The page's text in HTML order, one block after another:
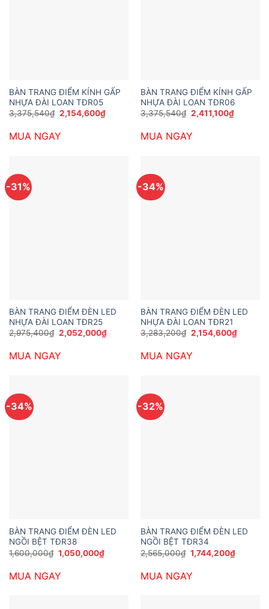
BÀN TRANG ĐIỂM KÍNH GẤP
NHỰA ĐÀI LOAN TĐR05
3,375,540₫ Giá
gốc
3,375,540₫.
2,154,600₫Giá
hiện
MUA NGAY
BÀN TRANG ĐIỂM KÍNH GẤP
NHỰA ĐÀI LOAN TĐR06
3,375,540₫ Giá
gốc
3,375,540₫.
2,411,100₫Giá
hiện
MUA NGAY
-31%
BÀN TRANG ĐIỂM ĐÈN LED
NHỰA ĐÀI LOAN TĐR25
2,975,400₫ Giá
gốc
2,975,400₫.
2,052,000₫Giá
hiện
MUA NGAY
-34%
BÀN TRANG ĐIỂM ĐÈN LED
NHỰA ĐÀI LOAN TĐR21
3,283,200₫ Giá
gốc
3,283,200₫.
2,154,600₫Giá
hiện
MUA NGAY
-34%
BÀN TRANG ĐIỂM ĐÈN LED
NGỒI BỆT TĐR38
1,600,000₫ Giá
gốc
1,600,000₫.
1,050,000₫Giá
hiện
MUA NGAY
-32%
BÀN TRANG ĐIỂM ĐÈN LED
NGỒI BỆT TĐR34
2,565,000₫ Giá
gốc
2,565,000₫.
1,744,200₫Giá
hiện
MUA NGAY